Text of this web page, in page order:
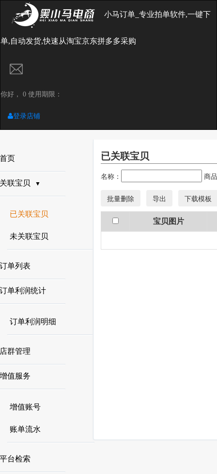
小马订单_专业拍单软件,一键下
单,自动发货,快速从淘宝京东拼多多采购
你好， 0 使用期限：
登录店铺
首页
关联宝贝 ▼
已关联宝贝
未关联宝贝
订单列表
订单利润统计
订单利润明细
店群管理
增值服务
增值账号
账单流水
平台检索
已关联宝贝
名称： 商
宝贝图片